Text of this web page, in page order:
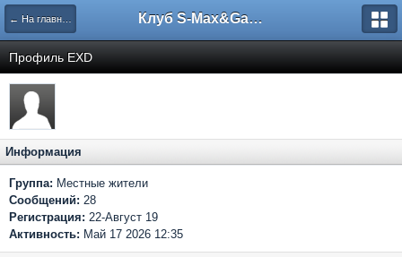
← На главную Клуб S-Max&Galaxy
Профиль EXD
Информация
Группа: Местные жители
Сообщений: 28
Регистрация: 22-Август 19
Активность: Май 17 2026 12:35